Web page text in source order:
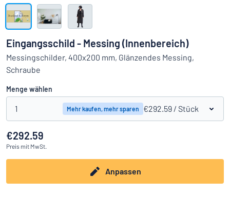
Das Gesuchte nicht gefunden? Schild hier entwerfen
Alle Kategorien anzeigen
Einloggen
Eingangsschild - Messing (Innenbereich)
Messingschilder, 400x200 mm, Glänzendes Messing,
Schraube
Menge wählen
1 Mehr kaufen, mehr sparen €292.59 / Stück
€292.59
Preis mit MwSt.
Anpassen